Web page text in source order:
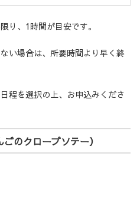
り、1時間が目安です。
い場合は、所要時間より早く終
程を選択の上、お申込みくださ
のクローブソテー）